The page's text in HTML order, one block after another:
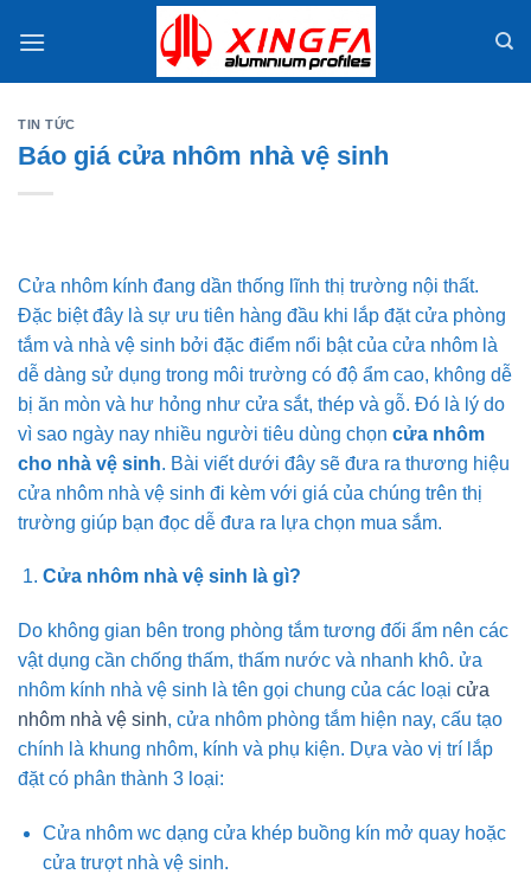
TIN TỨC
Báo giá cửa nhôm nhà vệ sinh
Cửa nhôm kính đang dần thống lĩnh thị trường nội thất.
Đặc biệt đây là sự ưu tiên hàng đầu khi lắp đặt cửa phòng
tắm và nhà vệ sinh bởi đặc điểm nổi bật của cửa nhôm là
dễ dàng sử dụng trong môi trường có độ ẩm cao, không dễ
bị ăn mòn và hư hỏng như cửa sắt, thép và gỗ. Đó là lý do
vì sao ngày nay nhiều người tiêu dùng chọn cửa nhôm
cho nhà vệ sinh. Bài viết dưới đây sẽ đưa ra thương hiệu
cửa nhôm nhà vệ sinh đi kèm với giá của chúng trên thị
trường giúp bạn đọc dễ đưa ra lựa chọn mua sắm.
Cửa nhôm nhà vệ sinh là gì?
Do không gian bên trong phòng tắm tương đối ẩm nên các
vật dụng cần chống thấm, thấm nước và nhanh khô. ửa
nhôm kính nhà vệ sinh là tên gọi chung của các loại cửa
nhôm nhà vệ sinh, cửa nhôm phòng tắm hiện nay, cấu tạo
chính là khung nhôm, kính và phụ kiện. Dựa vào vị trí lắp
đặt có phân thành 3 loại:
Cửa nhôm wc dạng cửa khép buồng kín mở quay hoặc
cửa trượt nhà vệ sinh.